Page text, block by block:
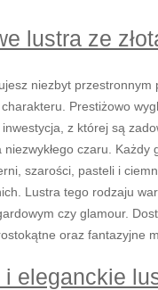
lustra ze
niezbyt
Prestiżowo
z której są
czaru.
szarości, pasteli i
Lustra tego rodzaju
czy glamour.
oraz fantazyjne
i eleganckie